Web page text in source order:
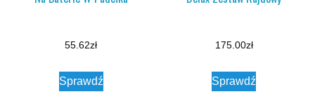
55.62zł
Sprawdź
175.00zł
Sprawdź